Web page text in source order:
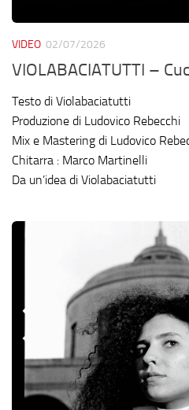
VIDEO 02/07/2026
VIOLABACIATUTTI –
Testo di Violabaciatutti
Produzione di Ludovico Rebecchi
Mix e Mastering di Ludovico
Chitarra : Marco Martinelli
Da un’idea di Violabaciatutti